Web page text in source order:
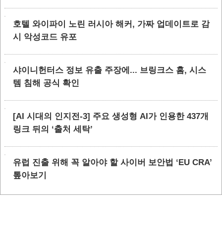
호텔 와이파이 노린 러시아 해커, 가짜 업데이트로 감
시 악성코드 유포
샤이니헌터스 정보 유출 주장에... 브링크스 홈, 시스
템 침해 공식 확인
[AI 시대의 인지전-3] 주요 생성형 AI가 인용한 437개
링크 뒤의 ‘출처 세탁’
유럽 진출 위해 꼭 알아야 할 사이버 보안법 ‘EU CRA’
톺아보기